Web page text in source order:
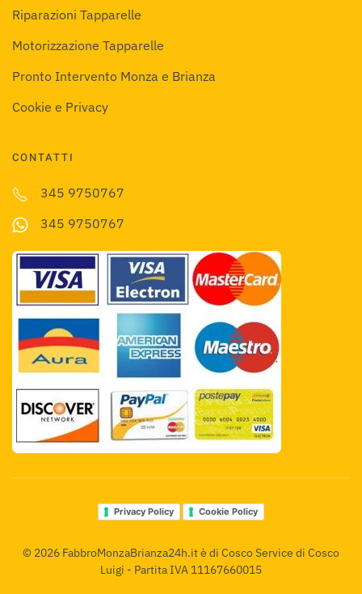
Riparazioni Tapparelle
Motorizzazione Tapparelle
Pronto Intervento Monza e Brianza
Cookie e Privacy
CONTATTI
345 9750767
345 9750767
Privacy Policy Cookie Policy
© 2026 FabbroMonzaBrianza24h.it è di Cosco Service di Cosco
Luigi - Partita IVA 11167660015